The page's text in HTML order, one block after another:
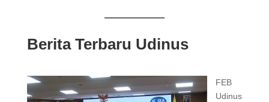
Berita Terbaru Udinus
FEB
Udinus